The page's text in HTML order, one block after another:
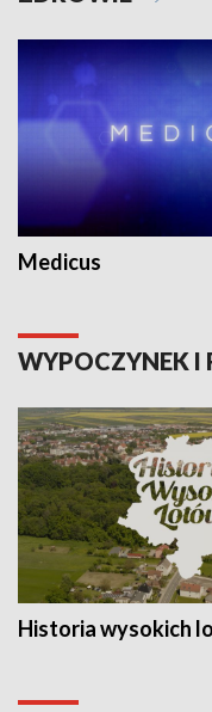
Medicus
WYPOCZYNEK I
Historia wysokich